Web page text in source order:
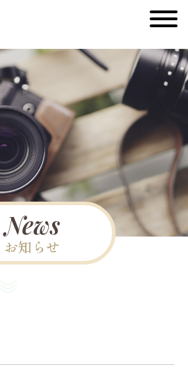
News
お知らせ